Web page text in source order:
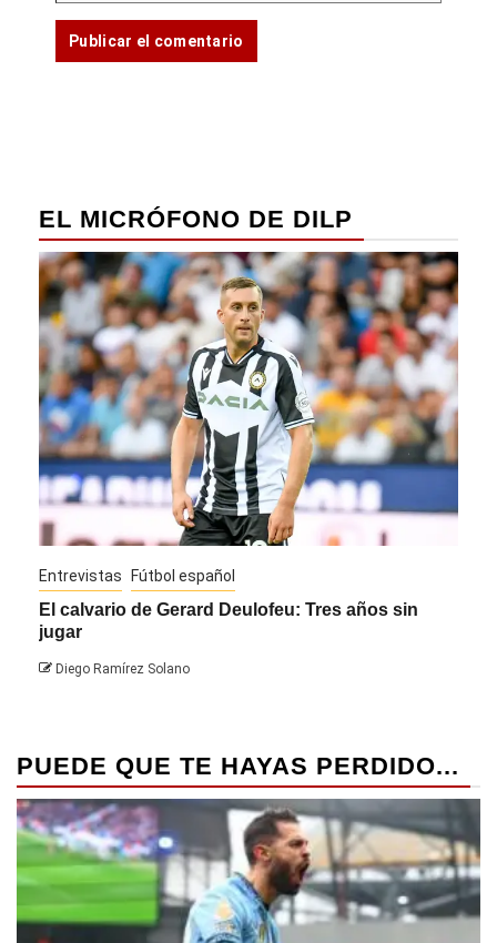
EL MICRÓFONO DE DILP
Entrevistas Fútbol español
El calvario de Gerard Deulofeu: Tres años sin
jugar
Diego Ramírez Solano
PUEDE QUE TE HAYAS PERDIDO...